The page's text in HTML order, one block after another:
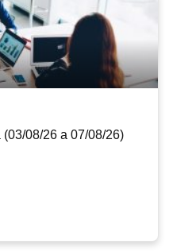
08/26 a 07/08/26)